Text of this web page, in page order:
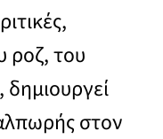
ροζ, του
δημιουργεί
στον